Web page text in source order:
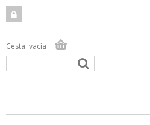
Cesta vacía